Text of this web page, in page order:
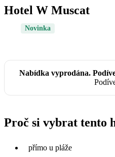
Hotel W Muscat
Novinka
Nabídka vyprodána.
Proč si vybrat tento
přímo u pláže